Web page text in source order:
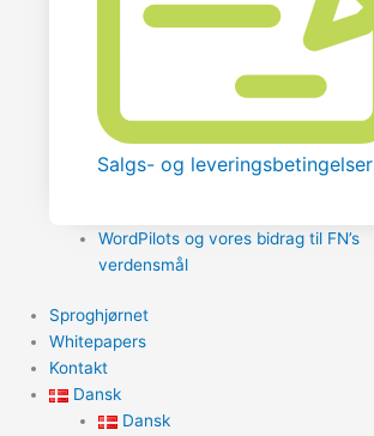
Salgs- og leveringsbetingelser
WordPilots og vores bidrag til FN’s
verdensmål
Sproghjørnet
Whitepapers
Kontakt
Dansk
Dansk